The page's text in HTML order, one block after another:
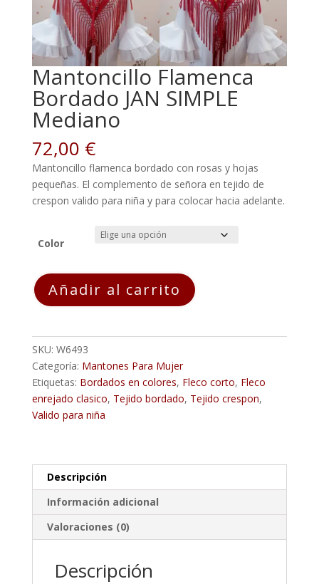
Mantoncillo Flamenca
Bordado JAN SIMPLE
Mediano
72,00 €
Mantoncillo flamenca bordado con rosas y hojas
pequeñas. El complemento de señora en tejido de
crespon valido para niña y para colocar hacia adelante.
Color
Mantoncillo
Flamenca
SIMPLE
Mediano
cantidad
Añadir al carrito
SKU: W6493
Categoría: Mantones Para Mujer
Etiquetas: Bordados en colores, Fleco corto, Fleco
enrejado clasico, Tejido bordado, Tejido crespon,
Valido para niña
Descripción
Información adicional
Valoraciones (0)
Descripción